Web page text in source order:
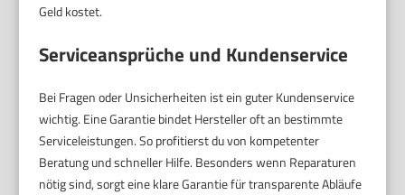
Geld kostet.
Serviceansprüche und Kundenservice
Bei Fragen oder Unsicherheiten ist ein guter Kundenservice
wichtig. Eine Garantie bindet Hersteller oft an bestimmte
Serviceleistungen. So profitierst du von kompetenter
Beratung und schneller Hilfe. Besonders wenn Reparaturen
nötig sind, sorgt eine klare Garantie für transparente Abläufe